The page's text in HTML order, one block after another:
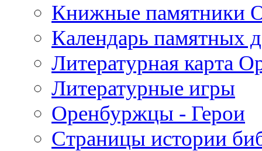
Книжные памятники
Календарь памятных
Литературная карта
Литературные игры
Оренбуржцы - Герои
Страницы истории